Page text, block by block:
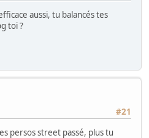
aussi, tu balancés tes
toi ?
#21
persos street passé, plus tu